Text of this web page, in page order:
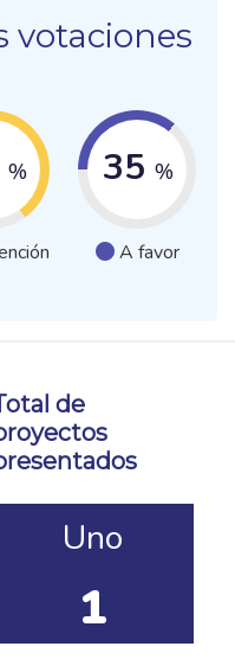
votaciones
% 35 %
A favor
de
Uno
1